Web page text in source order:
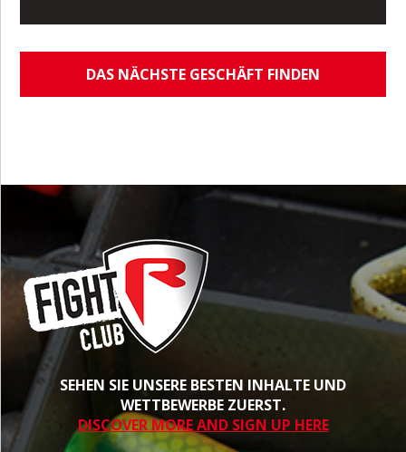
DAS NÄCHSTE GESCHÄFT FINDEN
SEHEN SIE UNSERE BESTEN INHALTE UND
WETTBEWERBE ZUERST.
DISCOVER MORE AND SIGN UP HERE